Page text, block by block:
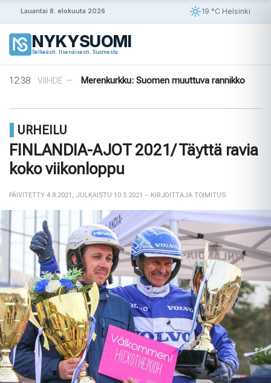
Lauantai 8. elokuuta 2026 19 °C Helsinki
NYKYSUOMI
Selkeästi. Itsenäisesti. Suomesta.
14:56 ULKOMAAT —
Puola ja Yhdysvallat neuvottelevat
pysyvistä sotilastukikohdista
14:42
VIIHDE —
Norjalainen viikinkihauta avattiin
12:38
VIIHDE —
Merenkurkku: Suomen muuttuva rannikko
08:33
Tanska puuttuu tekoälyhuijauksiin
pysyvistä sotilastukikohdista
14:42
VIIHDE — Norjalainen viikinkihauta avattiin
URHEILU
FINLANDIA-AJOT 2021/ Täyttä ravia
koko viikonloppu
PÄIVITETTY 4.8.2021 JULKAISTU 10.5.2021 – KIRJOITTAJA TOIMITUS